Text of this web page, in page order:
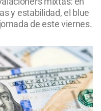
y estabilidad, el blue
de este viernes.